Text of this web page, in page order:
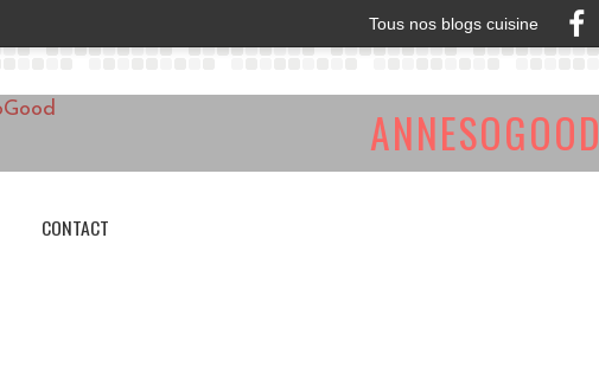
Tous nos blogs cuisine
ANNESOGOOD
CONTACT